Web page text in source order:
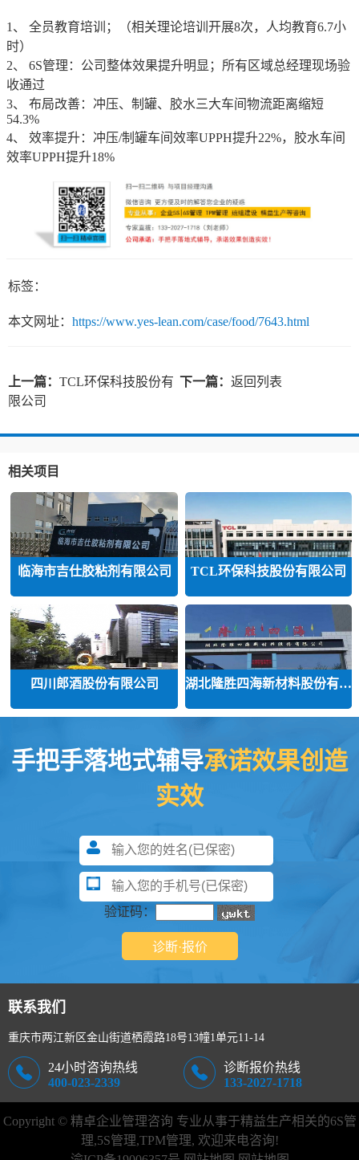
1、 全员教育培训；（相关理论培训开展8次，人均教育6.7小
时）
2、 6S管理：公司整体效果提升明显；所有区域总经理现场验
收通过
3、 布局改善：冲压、制罐、胶水三大车间物流距离缩短
54.3%
4、 效率提升：冲压/制罐车间效率UPPH提升22%，胶水车间
效率UPPH提升18%
标签：
本文网址： https://www.yes-lean.com/case/food/7643.html
上一篇： TCL环保科技股份有
限公司
下一篇： 返回列表
相关项目
临海市吉仕胶粘剂有限公司 TCL环保科技股份有限公司
四川郎酒股份有限公司 湖北隆胜四海新材料股份有限公司
手把手落地式辅导承诺效果创造
实效
验证码：
联系我们
重庆市两江新区金山街道栖霞路18号13幢1单元11-14
24小时咨询热线
400-023-2339
诊断报价热线
133-2027-1718
Copyright © 精卓企业管理咨询 专业从事于精益生产相关的6S管
理,5S管理,TPM管理, 欢迎来电咨询!